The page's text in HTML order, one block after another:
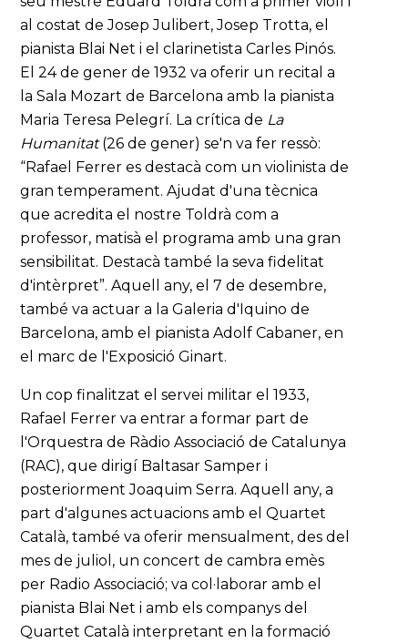
al costat de Josep Julibert, Josep Trotta, el
pianista Blai Net i el clarinetista Carles Pinós.
El 24 de gener de 1932 va oferir un recital a
la Sala Mozart de Barcelona amb la pianista
Maria Teresa Pelegrí. La crítica de La
Humanitat(26 de gener) se'n va fer ressò:
“Rafael Ferrer es destacà com un violinista de
gran temperament. Ajudat d'una tècnica
que acredita el nostre Toldrà com a
professor, matisà el programa amb una gran
sensibilitat. Destacà també la seva fidelitat
d'intèrpret”. Aquell any, el 7 de desembre,
també va actuar a la Galeria d'Iquino de
Barcelona, amb el pianista Adolf Cabaner, en
el marc de l'Exposició Ginart.
Un cop finalitzat el servei militar el 1933,
Rafael Ferrer va entrar a formar part de
l'Orquestra de Ràdio Associació de Catalunya
(RAC), que dirigí Baltasar Samper i
posteriorment Joaquim Serra. Aquell any, a
part d'algunes actuacions amb el Quartet
Català, també va oferir mensualment, des del
mes de juliol, un concert de cambra emès
per Radio Associació; va col·laborar amb el
pianista Blai Net i amb els companys del
Quartet Català interpretant en la formació